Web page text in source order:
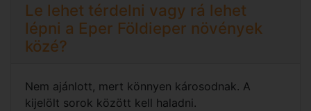
Le lehet térdelni vagy rá lehet
lépni a Eper Földieper növények
közé?
Nem ajánlott, mert könnyen károsodnak. A
kijelölt sorok között kell haladni.